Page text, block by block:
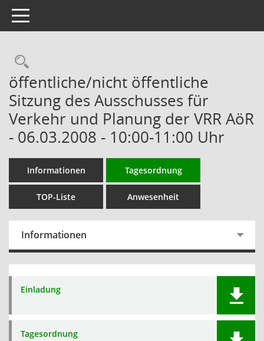
Toggle navigation
Rechercheauswahl
öffentliche/nicht öffentliche
Sitzung des Ausschusses für
Verkehr und Planung der VRR AöR
- 06.03.2008 - 10:00-11:00 Uhr
Informationen Tagesordnung
TOP-Liste Anwesenheit
Informationen
Einladung
Tagesordnung